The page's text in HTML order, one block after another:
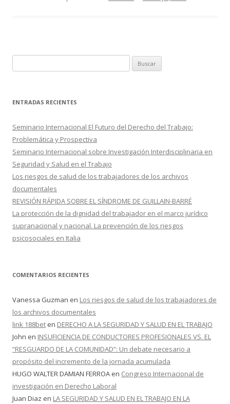
o
k
ti
r
u
c
r
:
ENTRADAS RECIENTES
Seminario Internacional El Futuro del Derecho del Trabajo:
Problemática y Prospectiva
Seminario Internacional sobre Investigación Interdisciplinaria en
Seguridad y Salud en el Trabajo
Los riesgos de salud de los trabajadores de los archivos
documentales
REVISIÓN RÁPIDA SOBRE EL SÍNDROME DE GUILLAIN-BARRÉ
La protección de la dignidad del trabajador en el marco jurídico
supranacional y nacional. La prevención de los riesgos
psicosociales en Italia
COMENTARIOS RECIENTES
Vanessa Guzman en Los riesgos de salud de los trabajadores de
los archivos documentales
link 188bet en DERECHO A LA SEGURIDAD Y SALUD EN EL TRABAJO
John en INSUFICIENCIA DE CONDUCTORES PROFESIONALES VS. EL
“RESGUARDO DE LA COMUNIDAD”: Un debate necesario a
propósito del incremento de la jornada acumulada
HUGO WALTER DAMIAN FERROA en Congreso Internacional de
investigación en Derecho Laboral
Juan Diaz en LA SEGURIDAD Y SALUD EN EL TRABAJO EN LA